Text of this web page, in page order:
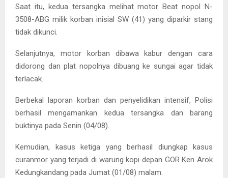
Saat itu, kedua tersangka melihat motor Beat nopol N-
3508-ABG milik korban inisial SW (41) yang diparkir stang
tidak dikunci.
Selanjutnya, motor korban dibawa kabur dengan cara
didorong dan plat nopolnya dibuang ke sungai agar tidak
terlacak.
Berbekal laporan korban dan penyelidikan intensif, Polisi
berhasil mengamankan kedua tersangka dan barang
buktinya pada Senin (04/08).
Kemudian, kasus ketiga yang berhasil diungkap kasus
curanmor yang terjadi di warung kopi depan GOR Ken Arok
Kedungkandang pada Jumat (01/08) malam.